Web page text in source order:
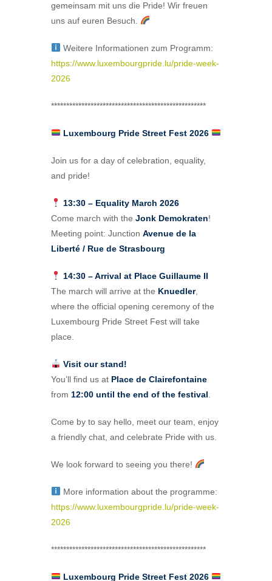
gemeinsam mit uns die Pride! Wir freuen
uns auf euren Besuch.
Weitere Informationen zum Programm:
https://www.luxembourgpride.lu/pride-week-
2026
***************************************************
Luxembourg Pride Street Fest 2026
Join us for a day of celebration, equality,
and pride!
13:30 – Equality March 2026
Come march with the Jonk Demokraten!
Meeting point: Junction Avenue de la
Liberté / Rue de Strasbourg
14:30 – Arrival at Place Guillaume II
The march will arrive at the Knuedler,
where the official opening ceremony of the
Luxembourg Pride Street Fest will take
place.
Visit our stand!
You’ll find us at Place de Clairefontaine
from 12:00 until the end of the festival
Come by to say hello, meet our team, enjoy
a friendly chat, and celebrate Pride with us.
We look forward to seeing you there!
More information about the programme:
https://www.luxembourgpride.lu/pride-week-
2026
***************************************************
Luxembourg Pride Street Fest 2026